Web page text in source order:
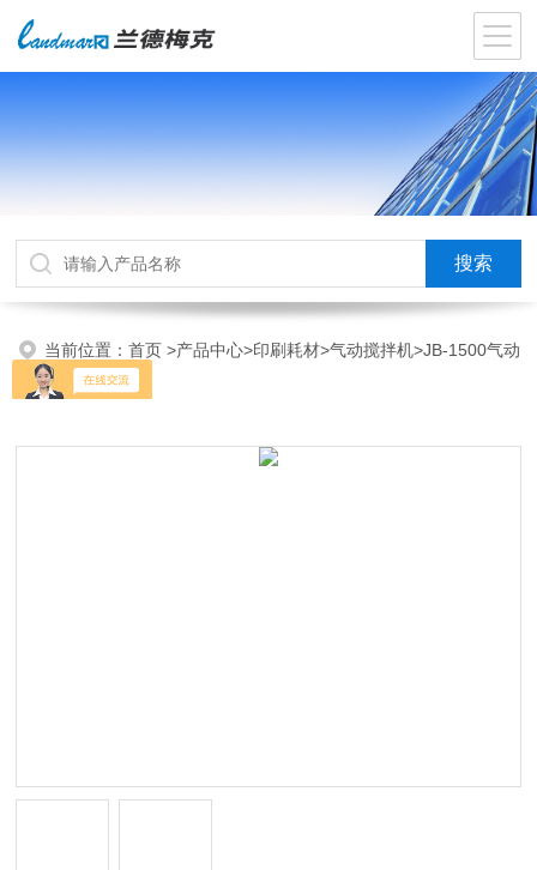
当前位置：首页>产品中心>印刷耗材>气动搅拌机>JB-1500气动
搅拌机